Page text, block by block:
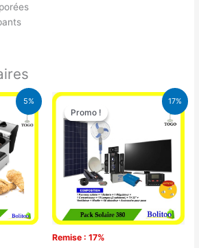
5%
Le
prix
actuel
est :
37.000 CFA.
17%
Promo !
Remise : 17%
Promo !
Le
initial
était :
430.000 CFA.
Le
prix
actuel
355.000